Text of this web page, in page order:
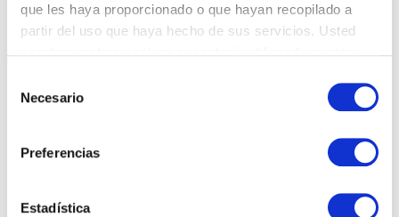
que les haya proporcionado o que hayan recopilado a
partir del uso que haya hecho de sus servicios. Usted
Necesario
Preferencias
Estadística